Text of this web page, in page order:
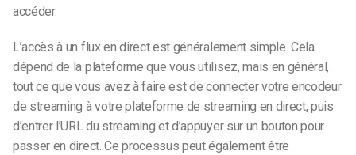
accéder.
L’accès à un flux en direct est généralement simple. Cela
dépend de la plateforme que vous utilisez, mais en général,
tout ce que vous avez à faire est de connecter votre encodeur
de streaming à votre plateforme de streaming en direct, puis
d’entrer l’URL du streaming et d’appuyer sur un bouton pour
passer en direct. Ce processus peut également être